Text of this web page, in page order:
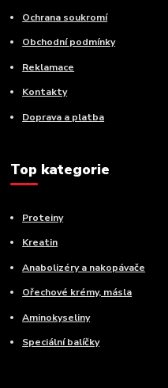
Ochrana soukromí
Obchodní podmínky
Reklamace
Kontakty
Doprava a platba
Top kategorie
Proteiny
Kreatin
Anabolizéry a nakopávače
Ořechové krémy, másla
Aminokyseliny
Speciální balíčky